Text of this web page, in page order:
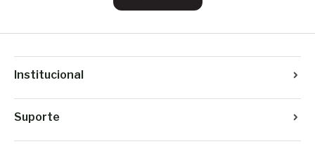
Institucional
Suporte